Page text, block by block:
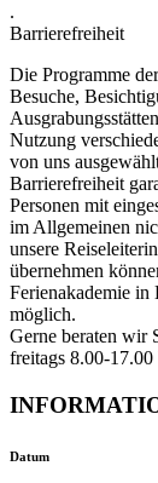
.
Barrierefreiheit
Die Programme
Besuche,
Nutzung
von uns
Barrierefreiheit
Personen mit
im Allgemeinen
unsere
übernehmen
Ferienakademie in
möglich.
Gerne beraten wir
freitags 8.00-
Datum